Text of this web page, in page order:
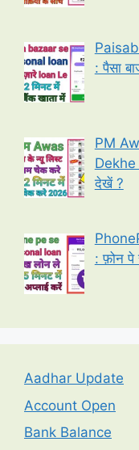
: पैसा
PM
Dekhe
देखें ?
: फ़ोन
Aadhar Update
Account Open
Bank Balance